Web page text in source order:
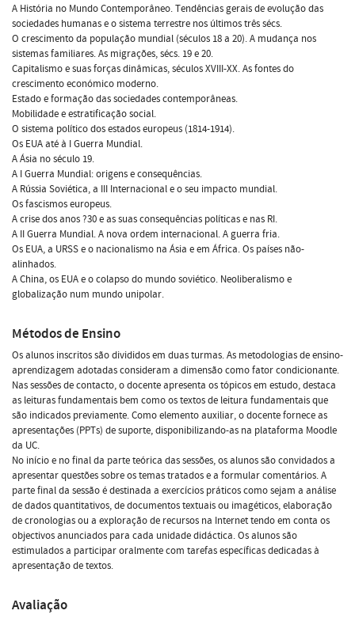
A História no Mundo Contemporâneo. Tendências gerais de evolução das
sociedades humanas e o sistema terrestre nos últimos três sécs.
O crescimento da população mundial (séculos 18 a 20). A mudança nos
sistemas familiares. As migrações, sécs. 19 e 20.
Capitalismo e suas forças dinâmicas, séculos XVIII-XX. As fontes do
crescimento económico moderno.
Estado e formação das sociedades contemporâneas.
Mobilidade e estratificação social.
O sistema político dos estados europeus (1814-1914).
Os EUA até à I Guerra Mundial.
A Ásia no século 19.
A I Guerra Mundial: origens e consequências.
A Rússia Soviética, a III Internacional e o seu impacto mundial.
Os fascismos europeus.
A crise dos anos ?30 e as suas consequências políticas e nas RI.
A II Guerra Mundial. A nova ordem internacional. A guerra fria.
Os EUA, a URSS e o nacionalismo na Ásia e em África. Os países não-
alinhados.
A China, os EUA e o colapso do mundo soviético. Neoliberalismo e
globalização num mundo unipolar.
Métodos de Ensino
Os alunos inscritos são divididos em duas turmas. As metodologias de ensino-
aprendizagem adotadas consideram a dimensão como fator condicionante.
Nas sessões de contacto, o docente apresenta os tópicos em estudo, destaca
as leituras fundamentais bem como os textos de leitura fundamentais que
são indicados previamente. Como elemento auxiliar, o docente fornece as
apresentações (PPTs) de suporte, disponibilizando-as na plataforma Moodle
da UC.
No início e no final da parte teórica das sessões, os alunos são convidados a
apresentar questões sobre os temas tratados e a formular comentários. A
parte final da sessão é destinada a exercícios práticos como sejam a análise
de dados quantitativos, de documentos textuais ou imagéticos, elaboração
de cronologias ou a exploração de recursos na Internet tendo em conta os
objectivos anunciados para cada unidade didáctica. Os alunos são
estimulados a participar oralmente com tarefas específicas dedicadas à
apresentação de textos.
Avaliação